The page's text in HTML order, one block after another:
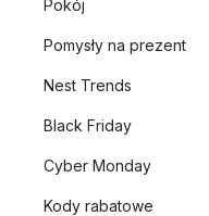
Pokój
Pomysły na prezent
Nest Trends
Black Friday
Cyber Monday
Kody rabatowe